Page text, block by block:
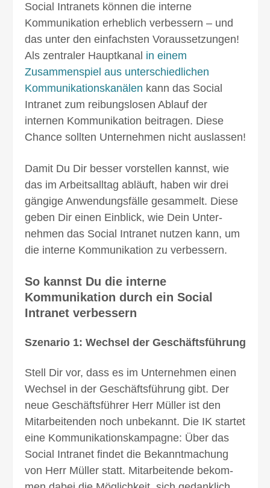
Social Intranets können die interne
Kommunikation erheblich verbessern – und
das unter den einfach­sten Voraus­setzungen!
Als zentraler Haupt­kanal in einem
Zusammen­spiel aus unterschied­lichen
Kommunikations­kanälen kann das Social
Intranet zum reibungslosen Ablauf der
internen Kommunikation beitragen. Diese
Chance sollten Unter­nehmen nicht auslassen!
Damit Du Dir besser vorstellen kannst, wie
das im Arbeits­alltag abläuft, haben wir drei
gängige Anwendungs­fälle gesammelt. Diese
geben Dir einen Einblick, wie Dein Unter­
nehmen das Social Intranet nutzen kann, um
die interne Kommunikation zu verbessern.
So kannst Du die interne
Kommunikation durch ein Social
Intranet verbessern
Szenario 1: Wechsel der Geschäftsführung
Stell Dir vor, dass es im Unternehmen einen
Wechsel in der Geschäfts­führung gibt. Der
neue Geschäfts­führer Herr Müller ist den
Mitarbei­tenden noch unbe­kannt. Die IK startet
eine Kommunikations­kampagne: Über das
Social Intra­net findet die Bekannt­machung
von Herr Müller statt. Mitarbeitende bekom­